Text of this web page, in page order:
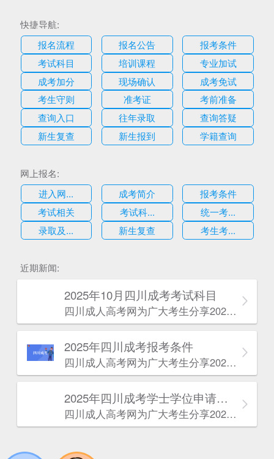
快捷导航:
报名流程
报名公告
报考条件
考试科目
培训课程
专业加试
成考加分
现场确认
成考免试
考生守则
准考证
考前准备
查询入口
往年录取
查询答疑
新生复查
新生报到 学籍查询
网上报名:
进入网...
成考简介
报考条件
考试相关
考试科...
统一考...
录取及...
新生复查 考生考...
近期新闻:
2025年10月四川成考考试科目
四川成人高考网​为广大考生分享2025年10月四川成考考试科目。为广大在职人员和社会人士提供学历提升的机会。更多四川成考考试信息，欢迎在线访问四川成人高考网。
2025年‌‌‌‌四川成考报考条件
四川成人高考网​为广大考生分享2025年‌‌‌‌四川成考报考条件。为广大在职人员和社会人士提供学历提升的机会。更多四川成考考试信息，欢迎在线访问四川成人高考网。
2025年‌‌‌‌四川成考学士学位申请条件
四川成人高考网​为广大考生分享2025年‌‌‌‌四川成考学士学位申请条件。为广大在职人员和社会人士提供学历提升的机会。更多四川成考考试信息，欢迎在线访问四川成人高考网。